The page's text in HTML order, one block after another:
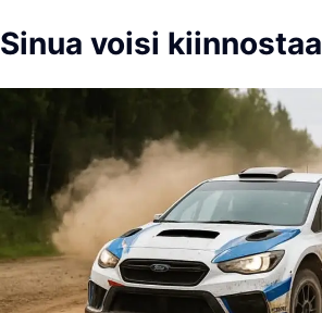
Sinua voisi kiinnostaa